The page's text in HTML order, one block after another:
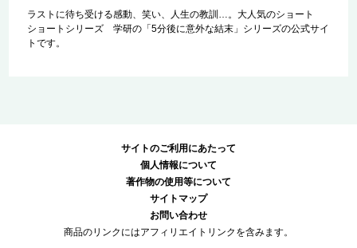
ラストに待ち受ける感動、笑い、人生の教訓…。大人気のショート
ショートシリーズ 学研の「5分後に意外な結末」シリーズの公式サイ
トです。
サイトのご利用にあたって
個人情報について
著作物の使用等について
サイトマップ
お問い合わせ
商品のリンクにはアフィリエイトリンクを含みます。